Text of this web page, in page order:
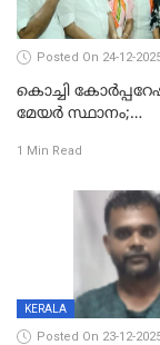
Posted On 24-12-
കൊച്ചി
മേയര്‍ സ്ഥാനം;
രൂക്ഷം
1 Min Read
KERALA
Posted On 23-12-